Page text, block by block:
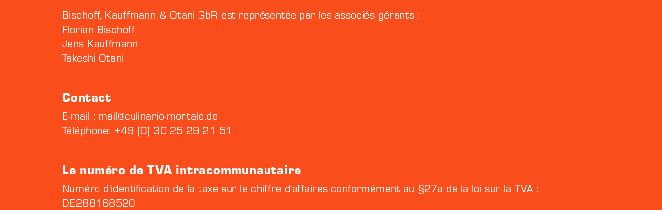
Bischoff, Kauffmann & Otani GbR est représentée par les associés gérants :
Florian Bischoff
Jens Kauffmann
Takeshi Otani
Contact
E-mail : mail@culinario-mortale.de
Téléphone: +49 (0) 30 25 29 21 51
Le numéro de TVA intracommunautaire
Numéro d'identification de la taxe sur le chiffre d'affaires conformément au §27a de la loi sur la TVA :
DE288168520